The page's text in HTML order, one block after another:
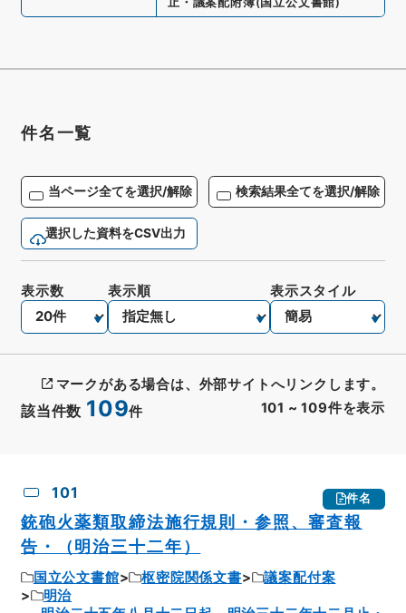
件名一覧
当ページ全てを選択/解除 検索結果全てを選択/解除
選択した資料をCSV出力
該当件数 109件 101 ~ 109件を表示
表示数 表示順 表示スタイル
マークがある場合は、外部サイトへリンクします。
101 件名
銃砲火薬類取締法施行規則・参照、審査報
告・（明治三十二年）
国立公文書館 枢密院関係文書
議案配付案
明治